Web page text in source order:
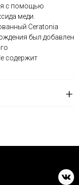
с помощью
меди.
Ceratonia
был добавлен
содержит